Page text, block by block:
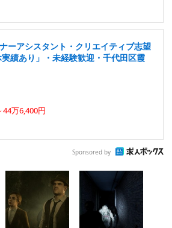
ーアシスタント・クリエイティブ志望
績あり」・未経験歓迎・千代田区霞
44万6,400円
Sponsored by